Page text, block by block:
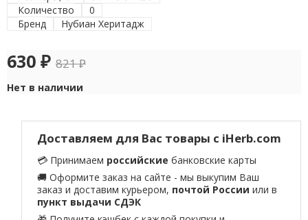
Количество
0
Бренд
Нубиан Херитадж
630 ₽ 821₽
Нет в наличии
Доставляем для Вас товары с iHerb.com
💳 Принимаем российские банковские карты
🚚 Оформите заказ на сайте - мы выкупим Ваш
заказ и доставим курьером, почтой России или в
пункт выдачи СДЭК